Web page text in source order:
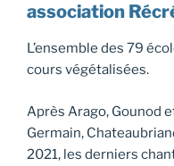
association
L’ensemble des 79
cours végétalisées.
Après Arago, Gounod
Germain,
2021, les derniers